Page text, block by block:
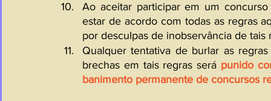
Ao aceitar participar em um
estar de acordo com todas as regras
por desculpas de inobservância de tais
Qualquer tentativa de burlar as
brechas em tais regras será punido
banimento permanente de concursos